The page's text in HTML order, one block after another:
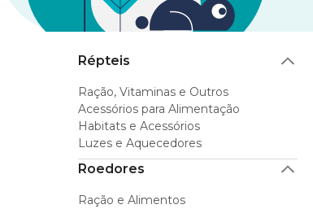
Répteis
Ração, Vitaminas e Outros
Acessórios para Alimentação
Habitats e Acessórios
Luzes e Aquecedores
Roedores
Ração e Alimentos